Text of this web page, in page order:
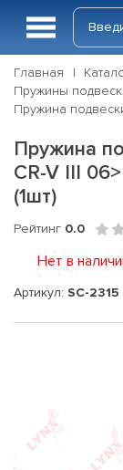
Главная
Пружины
Пружина
Пружина
CR-V III
(1шт)
Рейтинг 0.0
Нет в
Артикул: SC-2315